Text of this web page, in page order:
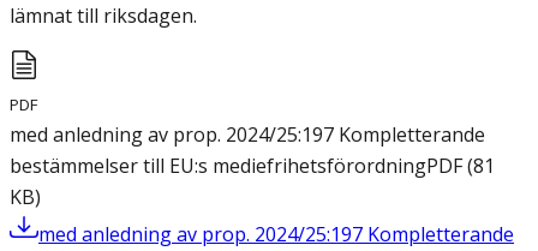
lämnat till riksdagen.
PDF
med anledning av prop. 2024/25:197 Kompletterande
bestämmelser till EU:s mediefrihetsförordningPDF(81
KB)
med anledning av prop. 2024/25:197 Kompletterande